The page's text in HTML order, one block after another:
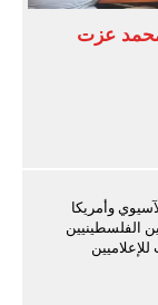
محمد عزت
وأمريكا
الفلسطينيين